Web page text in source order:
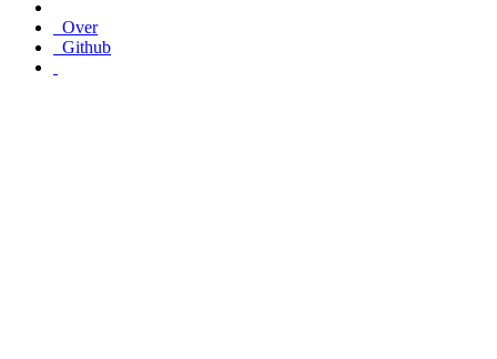
Over
Github